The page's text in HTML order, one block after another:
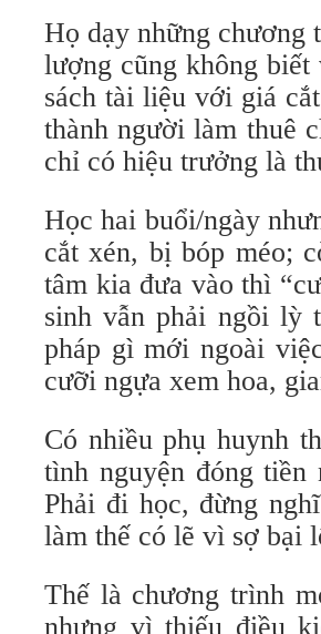
Họ dạy những chương
lượng cũng không
sách tài liệu với giá
thành người làm thuê
chỉ có hiệu trưởng là
Học hai buổi/ngày
cắt xén, bị bóp méo;
tâm kia đưa vào thì
sinh vẫn phải ngồi lỳ
pháp gì mới ngoài
cưỡi ngựa xem hoa,
Có nhiều phụ huynh
tình nguyện đóng
Phải đi học, đừng
làm thế có lẽ vì sợ bại
Thế là chương trình
nhưng vì thiếu điều